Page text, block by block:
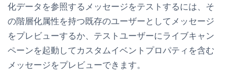
化データを参照するメッセージをテストするには、そ
の階層化属性を持つ既存のユーザーとしてメッセージ
をプレビューするか、テストユーザーにライブキャン
ペーンを起動してカスタムイベントプロパティを含む
メッセージをプレビューできます。